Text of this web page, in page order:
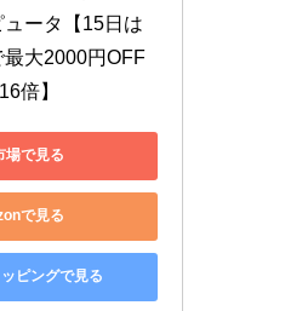
ータ【15日は
最大2000円OFF
倍】
場で見る
で見る
ピングで見る